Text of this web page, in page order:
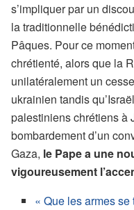
s’impliquer par un
la traditionnelle
Pâques. Pour ce
chrétienté, alors que la
unilatéralement un
ukrainien tandis
palestiniens chrétiens à
bombardement d’un
Gaza, le Pape a une
vigoureusement
« Que les armes